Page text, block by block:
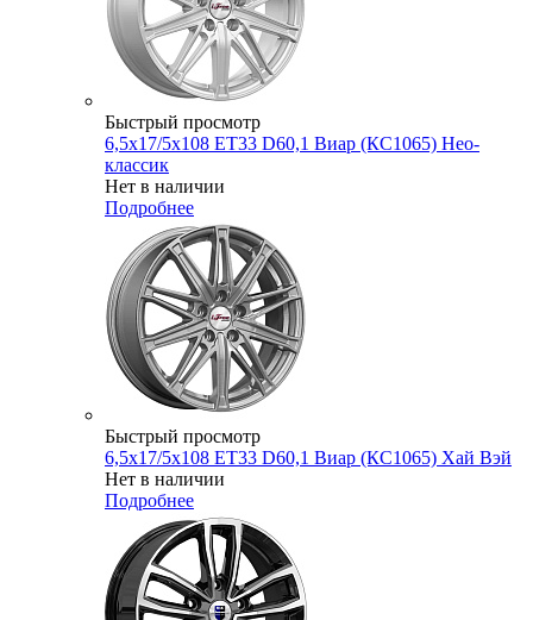
Быстрый просмотр
6,5x17/5x108 ET33 D60,1 Виар (КС1065) Нео-
классик
Нет в наличии
Подробнее
Быстрый просмотр
6,5x17/5x108 ET33 D60,1 Виар (КС1065) Хай Вэй
Нет в наличии
Подробнее